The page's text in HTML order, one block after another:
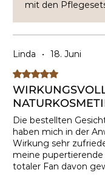
mit den
Linda • 18. Juni
Mit 5 von 5 Sternen
Die bestellten
haben mich in der
Wirkung sehr
meine pupertierende
totaler Fan davon